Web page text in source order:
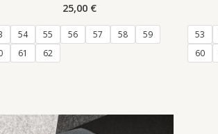
Rated
out
5
25,00 €
54 55 56 57 58
59
61 62
53
60